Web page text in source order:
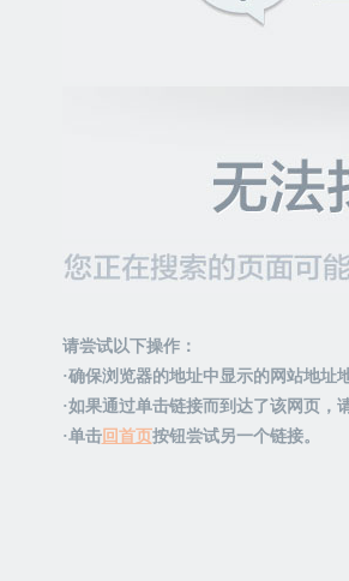
请尝试以下操作：
·确保浏览器的地址中显示的网站地址
·如果通过单击链接而到达了该网页，
·单击回首页按钮尝试另一个链接。